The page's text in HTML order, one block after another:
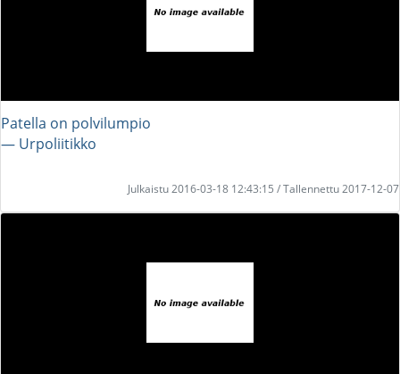
Patella on polvilumpio
― Urpoliitikko
Julkaistu 2016-03-18 12:43:15 / Tallennettu 2017-12-07